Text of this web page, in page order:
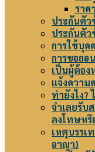
ราค
ประกันตัว
ประกันตัว
การใช้บุค
การขอถอ
เป็นผู้ต้อง
แจ้งความ
ทำยังไง?
จำเลยรับ
ลงโทษหรื
เหตุบรรเ
อาญา)